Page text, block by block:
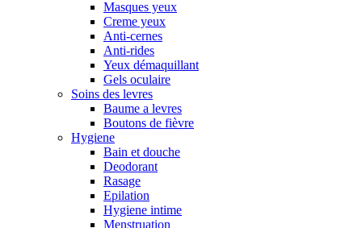
Masques yeux
Creme yeux
Anti-cernes
Anti-rides
Yeux démaquillant
Gels oculaire
Soins des levres
Baume a levres
Boutons de fièvre
Hygiene
Bain et douche
Deodorant
Rasage
Epilation
Hygiene intime
Menstruation